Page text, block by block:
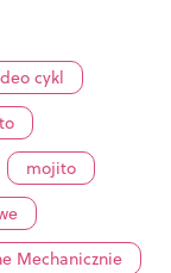
cykl
mojito
Mechanicznie